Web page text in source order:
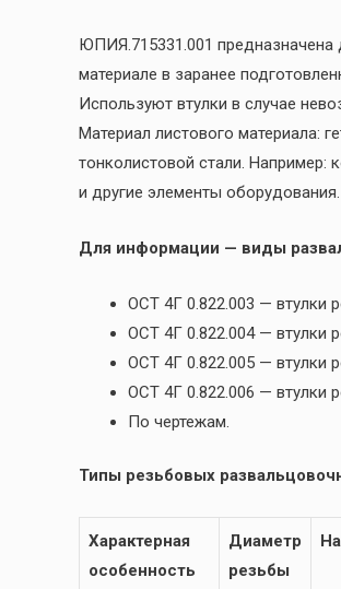
ЮПИЯ.715331.001
материале в заранее
Используют втулки в случае
Материал листового материала:
тонколистовой стали. Например:
и другие элементы оборудования.
Для информации — виды
ОСТ 4Г 0.822.003 —
ОСТ 4Г 0.822.004 — втулки
ОСТ 4Г 0.822.005 — втулки
ОСТ 4Г 0.822.006 — втулки
По чертежам.
Типы резьбовых
Характерная
особенность
Диаметр
резьбы